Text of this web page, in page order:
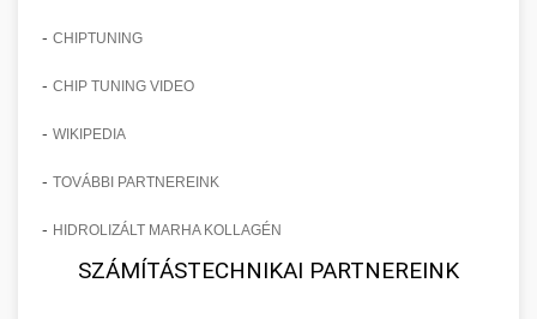
- CHIPTUNING
- CHIP TUNING VIDEO
- WIKIPEDIA
- TOVÁBBI PARTNEREINK
- HIDROLIZÁLT MARHA KOLLAGÉN
SZÁMÍTÁSTECHNIKAI PARTNEREINK